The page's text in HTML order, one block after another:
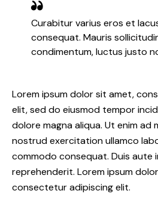
Curabitur varius eros et
consequat. Mauris
condimentum, luctus justo
Lorem ipsum dolor sit amet,
elit, sed do eiusmod tempor
dolore magna aliqua. Ut enim ad
nostrud exercitation ullamco
commodo consequat. Duis aute
reprehenderit. Lorem ipsum
consectetur adipiscing elit.